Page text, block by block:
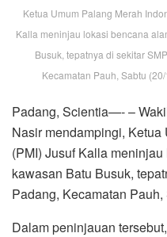
Ketua Umum Palang Merah
Kalla meninjau lokasi bencana
Busuk, tepatnya di sekitar
Kecamatan Pauh, Sabtu
Padang, Scientia—- –
Nasir mendampingi,
(PMI) Jusuf Kalla
kawasan Batu Busuk,
Padang, Kecamatan Pauh,
Dalam peninjauan